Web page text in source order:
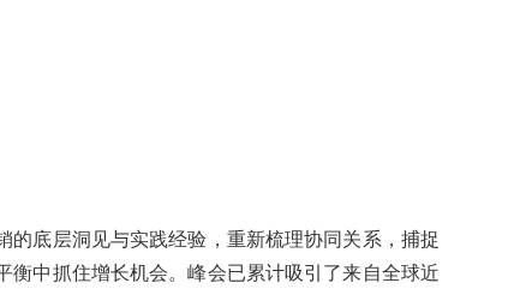
底层洞见与实践经验，重新梳理协同关系，捕捉
中抓住增长机会。峰会已累计吸引了来自全球近